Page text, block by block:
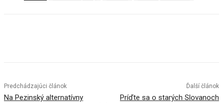
Predchádzajúci článok
Na Pezinský alternatívny
Ďalší článok
Príďte sa o starých Slovanoch